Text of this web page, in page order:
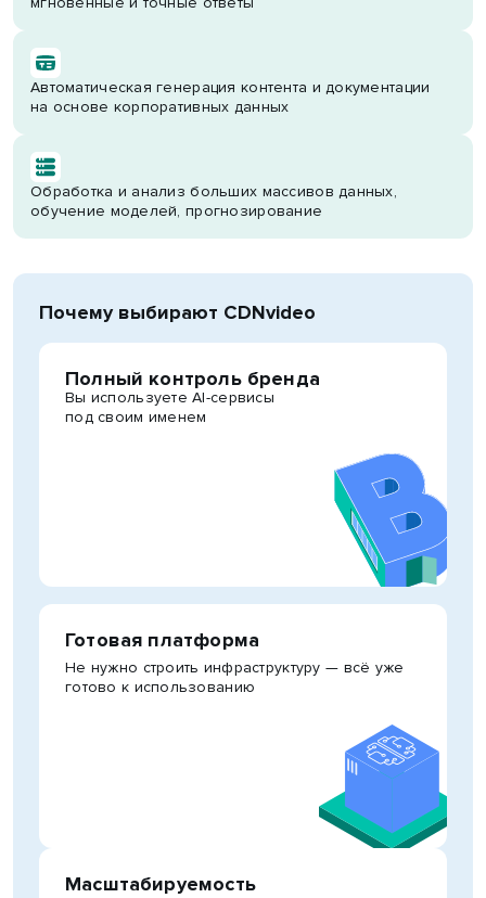
Автоматическая генерация контента и документации
на основе корпоративных данных
Обработка и анализ больших массивов данных,
обучение моделей, прогнозирование
Почему выбирают CDNvideo
Полный контроль бренда
Вы используете AI-сервисы
под своим именем
Готовая платформа
Не нужно строить инфраструктуру — всё уже
готово к использованию
Масштабируемость